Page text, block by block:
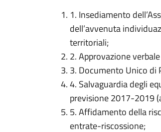
1. Insediamento
dell’avvenuta
territoriali;
2. Approvazione
3. Documento Unico
4. Salvaguardia degli
previsione 2017-2019
5. Affidamento della
entrate-riscossione;